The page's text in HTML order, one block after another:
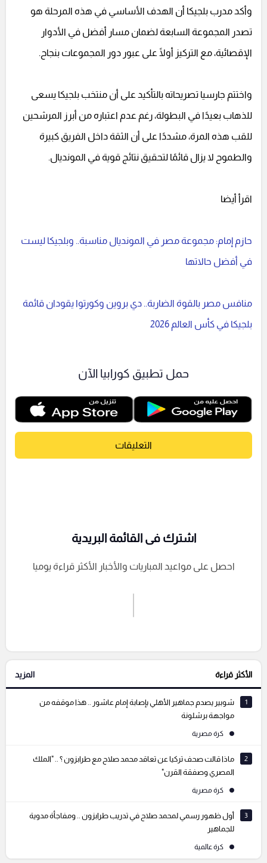
وأكد مدرب بلجيكا أن الهدف الأساسي في هذه المرحلة هو
تصدر المجموعة السابعة لضمان مسار أفضل في الأدوار
الإقصائية، مع التركيز أولًا على عبور دور المجموعات بنجاح.
واختتم جارسيا تصريحاته بالتأكيد على أن منتخب بلجيكا يسعى
للذهاب بعيدًا في البطولة، رغم عدم اعتباره من أبرز المرشحين
للقب هذه المرة، مشددًا على أن الثقة داخل الفريق كبيرة
والطموح لا يزال قائمًا لتحقيق نتائج قوية في المونديال.
اقرأ أيضا
حازم إمام: مجموعة مصر في المونديال مناسبة.. وبلجيكا ليست
في أفضل حالاتها
منافس مصر بالقوة الضاربة.. دي بروين وكورتوا يقودان قائمة
بلجيكا في كأس العالم 2026
حمل تطبيق كورابيا الآن
التعليقات
إرسال تعليق
التعليقات السابقة
اشترك فى القائمة البريدية
احصل على مواعيد المباريات والأخبار الأكثر قراءة يوميا
الأكثر قراءة المزيد
1
شوبير يصدم جماهير الأهلي بإصابة إمام عاشور .. هذا موقفه من
مواجهة برشلونة
كرة مصرية
2
ماذا قالت صحف تركيا عن تعاقد محمد صلاح مع طرابزون ؟ .. "الملك
المصري وصفقة القرن"
كرة مصرية
3
أول ظهور رسمي لمحمد صلاح في تدريب طرابزون .. ومفاجأة مدوية
للجماهير
كرة عالمية